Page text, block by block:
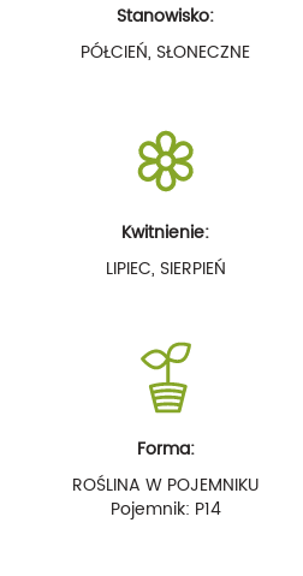
Stanowisko:
PÓŁCIEŃ, SŁONECZNE
Kwitnienie:
LIPIEC, SIERPIEŃ
Forma:
ROŚLINA W POJEMNIKU
Pojemnik: P14